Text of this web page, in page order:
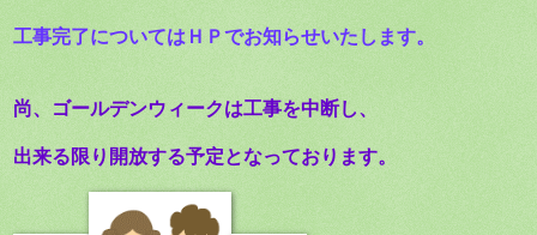
工事完了についてはＨＰでお知らせいたします。
尚、ゴールデンウィークは工事を中断し、
出来る限り開放する予定となっております。